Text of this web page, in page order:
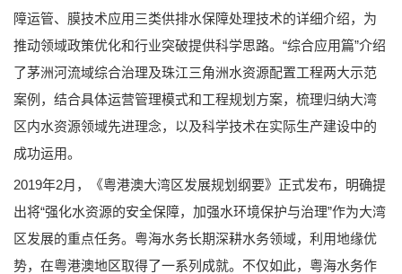
障运管、膜技术应用三类供排水保障处理技术的详细介绍，为
推动领域政策优化和行业突破提供科学思路。“综合应用篇”介绍
了茅洲河流域综合治理及珠江三角洲水资源配置工程两大示范
案例，结合具体运营管理模式和工程规划方案，梳理归纳大湾
区内水资源领域先进理念，以及科学技术在实际生产建设中的
成功运用。
2019年2月，《粤港澳大湾区发展规划纲要》正式发布，明确提
出将“强化水资源的安全保障，加强水环境保护与治理”作为大湾
区发展的重点任务。粤海水务长期深耕水务领域，利用地缘优
势，在粤港澳地区取得了一系列成就。不仅如此，粤海水务作